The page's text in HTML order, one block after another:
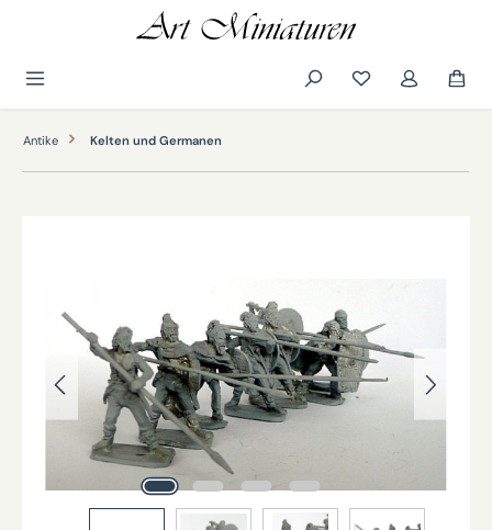
Antike Kelten und Germanen